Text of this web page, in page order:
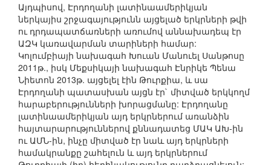
Այդպիսով, Էրդողանի լատինաամերիկյան
ներկայիս շրջագայությունն այցելած երկրների թվի
ու դրդապատճառների առումով աննախադեպ էր
ԱԶԿ կառավարման տարիների համար:
Կոլումբիայի նախագահ Խուան Մանուել Սանթոսը
2011թ., իսկ Մեքսիկայի նախագահ Էնրիկե Պենա
Նիետոն 2013թ. այցելել էին Թուրքիա, և սա
Էրդողանի պատասխան այցն էր` միտված երկկողմ
հարաբերությունների խորացմանը: Էրդողանը
լատինաամերիկյան այդ երկրներում առանձին
հայտարարություններով քննադատեց ՄԱԿ ԱԽ-ին
ու ԱՄՆ-ին, ինչը միտված էր նաև այդ երկրների
համակրանքը շահելուն և այդ երկրներում